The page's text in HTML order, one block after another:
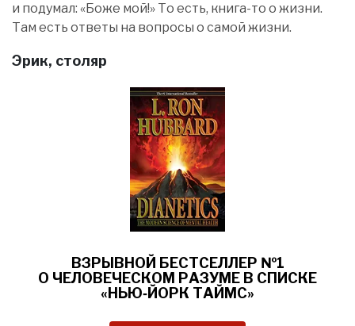
и подумал: «Боже мой!» То есть, книга-то о жизни.
Там есть ответы на вопросы о самой жизни.
Эрик, столяр
ВЗРЫВНОЙ БЕСТСЕЛЛЕР №1
О ЧЕЛОВЕЧЕСКОМ РАЗУМЕ В СПИСКЕ
«НЬЮ‑ЙОРК ТАЙМС»